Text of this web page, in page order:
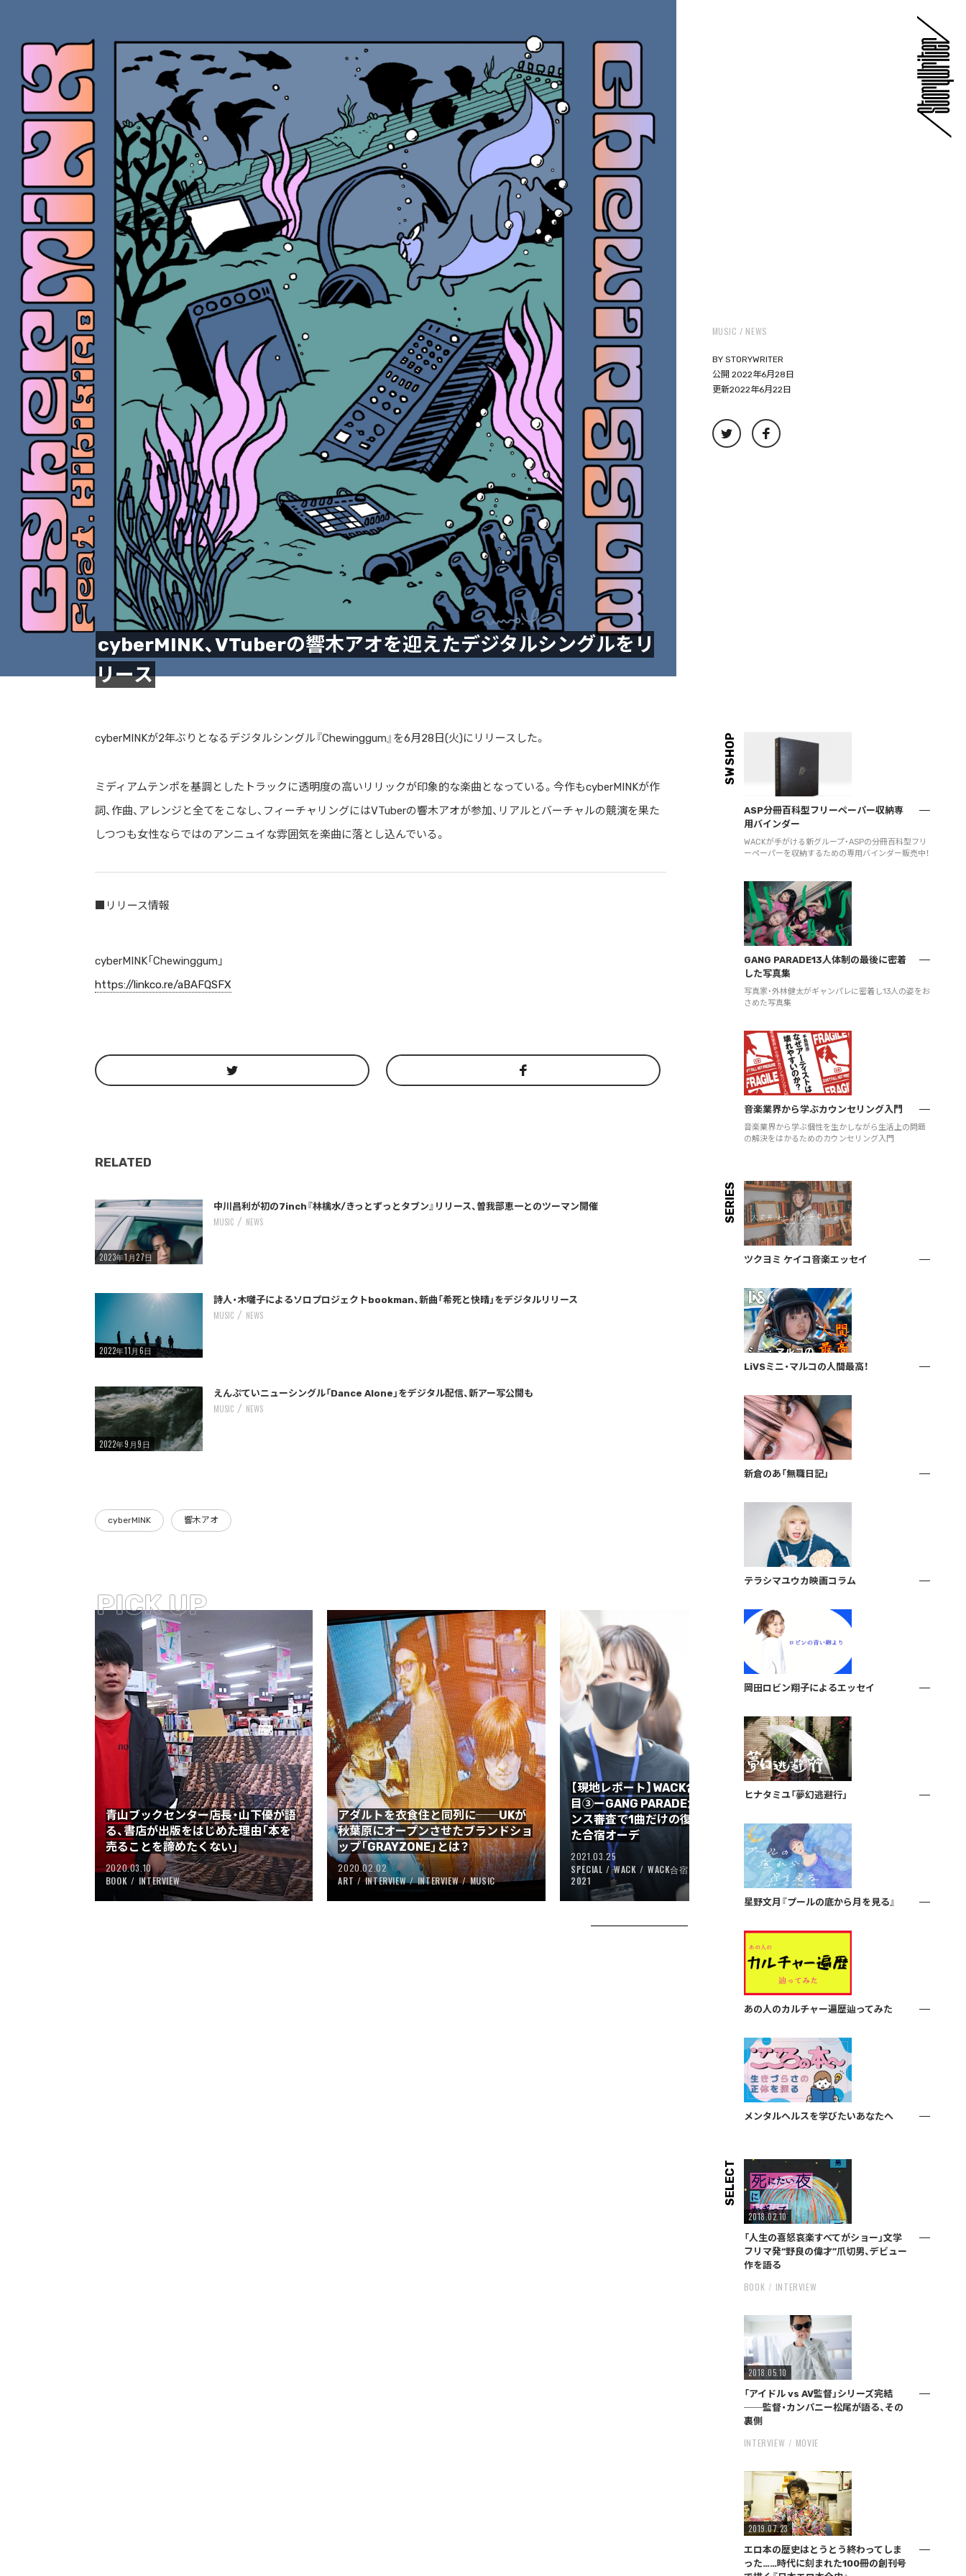
ストリートを愛するカルチャー・マガジン
cyberMINK、VTuberの響木アオを迎えたデジタルシングルをリ
リース
MUSIC NEWS
BY STORYWRITER
公開 2022年6月28日
更新2022年6月22日
cyberMINKが2年ぶりとなるデジタルシングル『Chewinggum』を6月28日(火)にリリースした。
ミディアムテンポを基調としたトラックに透明度の高いリリックが印象的な楽曲となっている。今作もcyberMINKが作
詞、作曲、アレンジと全てをこなし、フィーチャリングにはVTuberの響木アオが参加、リアルとバーチャルの競演を果た
しつつも女性ならではのアンニュイな雰囲気を楽曲に落とし込んでいる。
■リリース情報
cyberMINK「Chewinggum」
https://linkco.re/aBAFQSFX
RELATED
Warning
: Undefined variable $post_id in
/home/storywriter/storywriter.tokyo/public_html/wp-content/themes/StoryWriter/single.php
on line242
中川昌利が初の7inch『林檎水/きっとずっとタブン』リリース、曽我部恵一とのツーマン開催
2023年1月27日
MUSIC NEWS
Warning
: Undefined variable $post_id in
/home/storywriter/storywriter.tokyo/public_html/wp-content/themes/StoryWriter/single.php
on line242
詩人・木囃子によるソロプロジェクトbookman、新曲「希死と快晴」をデジタルリリース
2022年11月6日
MUSIC NEWS
Warning
: Undefined variable $post_id in
/home/storywriter/storywriter.tokyo/public_html/wp-content/themes/StoryWriter/single.php
on line242
えんぷていニューシングル「Dance Alone」をデジタル配信、新アー写公開も
2022年9月9日
MUSIC NEWS
cyberMINK 響木アオ
青山ブックセンター店長・山下優が語
る、書店が出版をはじめた理由「本を
売ることを諦めたくない」
2020.03.10
BOOK
INTERVIEW
アダルトを衣食住と同列に──UKが
秋葉原にオープンさせたブランドショ
ップ「GRAYZONE」とは？
2020.02.02
ART
INTERVIEW INTERVIEW MUSIC
【現地レポート】WACK合宿オーデ4日
目③ーGANG PARADEがパフォーマ
ンス審査で1曲だけの復活、動きはじめ
た合宿オーデ
2021.03.25
SPECIAL
WACK
WACK合宿オーディション
2021
残していく1人出版社「百万年書
現在──北尾修一に訊く
2020.03.13
BOOK
INTERVIEW
SW SHOP
ASP分冊百科型フリーペーパー収納専
用バインダー
WACKが手がける新グループ・ASPの分冊百科型フリ
ーペーパーを収納するための専用バインダー販売中！
GANG PARADE13人体制の最後に密着
した写真集
写真家・外林健太がギャンパレに密着し13人の姿をお
さめた写真集
音楽業界から学ぶカウンセリング入門
音楽業界から学ぶ個性を生かしながら生活上の問題
の解決をはかるためのカウンセリング入門
SERIES
ツクヨミ ケイコ音楽エッセイ
LiVSミニ・マルコの人間最高！
新倉のあ「無職日記」
テラシマユウカ映画コラム
岡田ロビン翔子によるエッセイ
ヒナタミユ「夢幻逃避行」
星野文月『プールの底から月を見る』
あの人のカルチャー遍歴辿ってみた
メンタルヘルスを学びたいあなたへ
SELECT
2018.02.10
「人生の喜怒哀楽すべてがショー」文学
フリマ発“野良の偉才”爪切男、デビュー
作を語る
BOOK INTERVIEW
2018.05.10
「アイドル vs AV監督」シリーズ完結
──監督・カンパニー松尾が語る、その
裏側
INTERVIEW MOVIE
2019.07.23
エロ本の歴史はとうとう終わってしま
った……時代に刻まれた100冊の創刊号